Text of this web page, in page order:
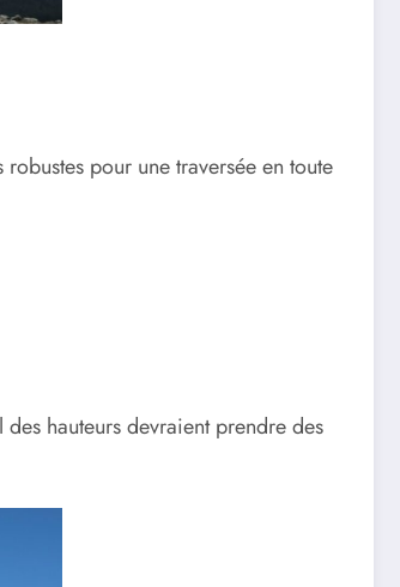
pour une traversée en toute
hauteurs devraient prendre des